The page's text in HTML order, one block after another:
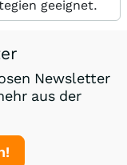
geeignet.
Newsletter
aus der